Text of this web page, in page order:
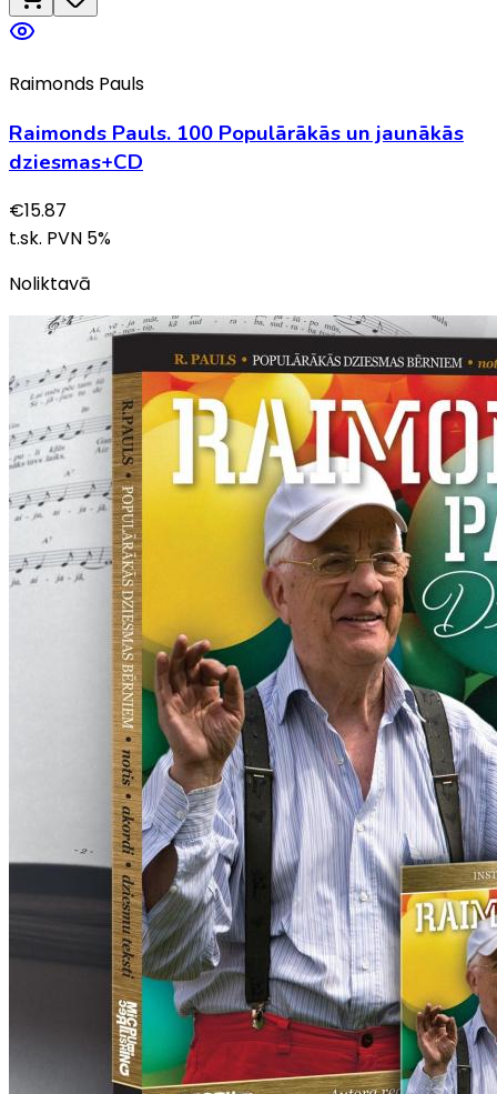
Raimonds Pauls
Raimonds Pauls. 100 Populārākās un jaunākās
dziesmas+CD
€15.87
t.sk. PVN 5%
Noliktavā